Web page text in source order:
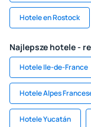
Hotele en Rostock
Najlepsze hotele -
Hotele Ile-de-France
Hotele Alpes
Hotele Yucatán